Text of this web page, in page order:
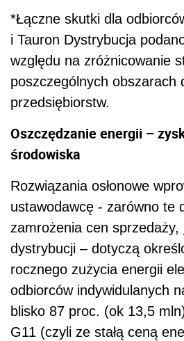
*Łączne skutki dla
i Tauron Dystrybucja
względu na zróżnicowanie
poszczególnych obszarach
przedsiębiorstw.
Oszczędzanie energii –
środowiska
Rozwiązania osłonowe
ustawodawcę - zarówno te
zamrożenia cen sprzedaży,
dystrybucji – dotyczą
rocznego zużycia energii
odbiorców indywidulanych
blisko 87 proc. (ok 13,5
G11 (czyli ze stałą ceną